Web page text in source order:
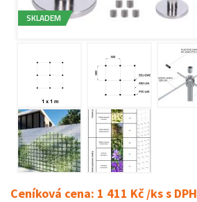
SKLADEM
Ceníková cena: 1 411 Kč /ks s DPH